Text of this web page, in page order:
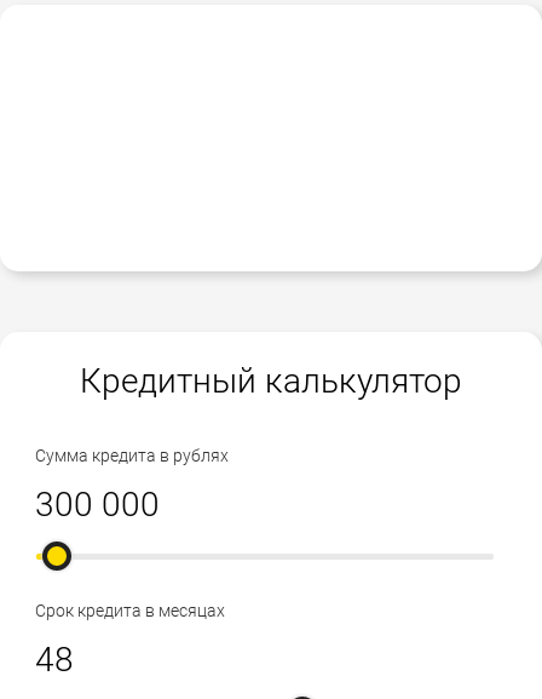
Кредитный калькулятор
Сумма кредита в рублях
Срок кредита в месяцах